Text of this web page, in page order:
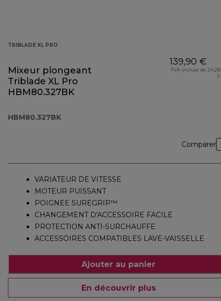
TRIBLADE XL PRO
Mixeur plongeant
Triblade XL Pro
HBM80.327BK
HBM80.327BK
139,90 €
TVA incluse de
Comparer
VARIATEUR DE VITESSE
MOTEUR PUISSANT
POIGNEE SUREGRIP™
CHANGEMENT D'ACCESSOIRE FACILE
PROTECTION ANTI-SURCHAUFFE
ACCESSOIRES COMPATIBLES LAVE-VAISSELLE
Ajouter au panier
En découvrir plus